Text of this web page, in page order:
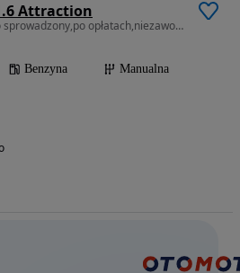
Attraction
1595 cm3 • 102 KM • Świeżo sprowadzony,po opłatach,niezawodny 1.6MPI 102KM,klimatronik.
Benzyna
Manualna